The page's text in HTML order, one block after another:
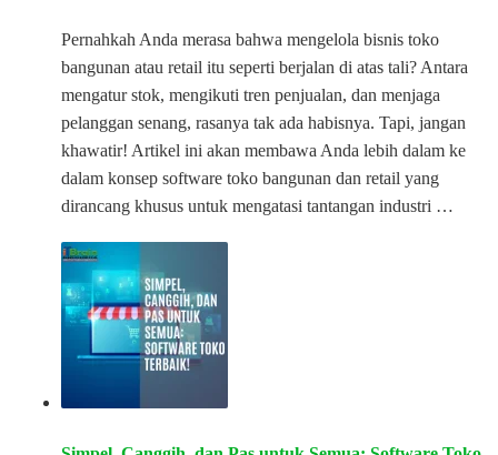
Pernahkah Anda merasa bahwa mengelola bisnis toko
bangunan atau retail itu seperti berjalan di atas tali? Antara
mengatur stok, mengikuti tren penjualan, dan menjaga
pelanggan senang, rasanya tak ada habisnya. Tapi, jangan
khawatir! Artikel ini akan membawa Anda lebih dalam ke
dalam konsep software toko bangunan dan retail yang
dirancang khusus untuk mengatasi tantangan industri …